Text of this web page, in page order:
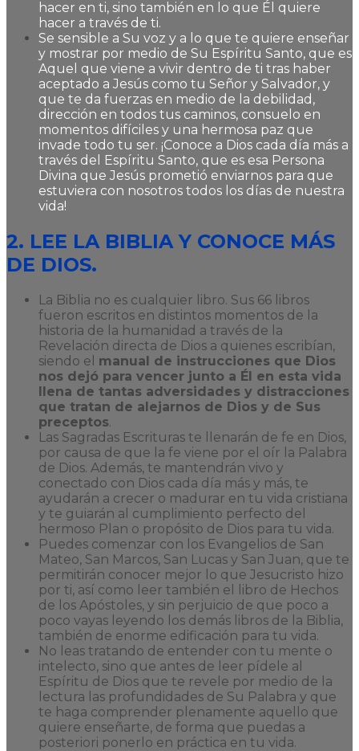
hacer en ti, sino también en lo que Él quiere
hacer a través de ti.
Se sensible a Su voz y a lo que te quiere enseñar
y mostrar por medio de Su Espíritu Santo, que es
Aquel que viene a vivir dentro de ti tras haber
aceptado a Jesús como tu Señor y Salvador, y
que te da fuerzas en medio de la debilidad,
dirección en todos tus caminos, consuelo en
momentos difíciles y una hermosa paz que
invade todo tu ser. ¡Conoce a Dios cada día más a
través del Espíritu Santo, que es esa Persona
Divina que Jesús prometió enviarnos para que
estuviera con nosotros todos los días de nuestra
vida!
2. LEE LA BIBLIA Y CONOCE MÁS
DE DIOS.
La Biblia no es cualquier libro. Sus 66 libros
fueron escritos en distintos momentos de la
historia de la humanidad a través de la
Revelación directa de Dios a quienes escribían,
siendo el manual de instrucciones que Dios
nos dejó para vencer junto a Él en esta vida
llena de tantas adversidades y distracciones
que tratan de alejarnos de Dios y de Sus
preceptos.
Las Sagradas Escrituras te llenarán de fe en Dios,
por causa de que la fe viene por el oír la Palabra
de Dios. Además, te mantendrán vivo y
conectado con Dios cada día más y más, te
ayudarán a crecer o madurar en tu vida cristiana
y te guiarán al cumplimiento perfecto del
hermoso Plan o propósito de Dios para tu vida.
Puedes comenzar con los Evangelios de San
Mateo, San Marcos, San Lucas y San Juan, que te
permitirán conocer mejor lo que Jesucristo hizo
por ti, así como leer también el libro de Hechos
de los Apóstoles, y sin perjuicio de que poco a
poco vayas leyendo los demás libros de la Biblia,
también de enorme edificación para tu vida.
No leas tratando de entender con tu mente o
intelecto, sino que antes de leer pídele al
Espíritu de Dios que te revele por medio de la
lectura las profundidades de Su Palabra y que
te haga comprender plenamente aquello que
quiere enseñarte, de forma que puedas a
posteriori ponerlo en práctica en tu vida.